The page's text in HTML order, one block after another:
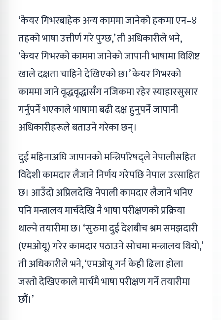
‘केयर गिभरबाहेक अन्य काममा जानेको हकमा एन–४
तहको भाषा उत्तीर्ण गरे पुग्छ,’ ती अधिकारीले भने,
‘केयर गिभरको काममा जानेको जापानी भाषामा विशिष्ट
खाले दक्षता चाहिने देखिएको छ।’ केयर गिभरको
काममा जाने वृद्धवृद्धासँग नजिकमा रहेर स्याहारसुसार
गर्नुपर्ने भएकाले भाषामा बढी दक्ष हुनुपर्ने जापानी
अधिकारीहरूले बताउने गरेका छन्।
दुई महिनाअघि जापानको मन्त्रिपरिषद्ले नेपालीसहित
विदेशी कामदार लैजाने निर्णय गरेपछि नेपाल उत्साहित
छ। आउँदो अप्रिलदेखि नेपाली कामदार लैजाने भनिए
पनि मन्त्रालय मार्चदेखि नै भाषा परीक्षणको प्रक्रिया
थाल्ने तयारीमा छ। ‘सुरुमा दुई देशबीच श्रम समझदारी
(एमओयू) गरेर कामदार पठाउने सोचमा मन्त्रालय थियो,’
ती अधिकारीले भने, ‘एमओयू गर्न केही ढिला होला
जस्तो देखिएकाले मार्चमै भाषा परीक्षण गर्ने तयारीमा
छौं।’